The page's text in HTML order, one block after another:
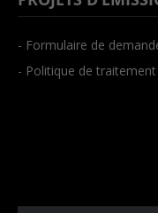
- Formulaire de
- Politique de traitement